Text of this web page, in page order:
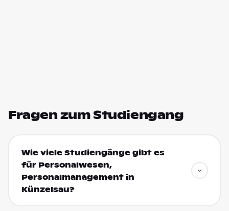
Fragen zum Studiengang
Wie viele Studiengänge gibt es
für Personalwesen,
Personalmanagement in
Künzelsau?